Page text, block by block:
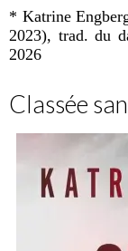
* Katrine
2023), trad. du
2026
Classée